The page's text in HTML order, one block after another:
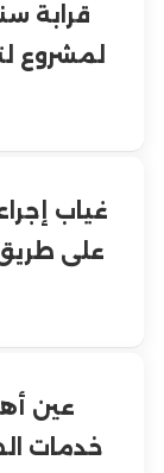
قرابة
لمشروع
غياب
على
عين
خدمات